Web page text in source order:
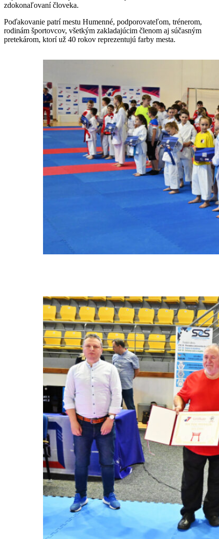
zdokonaľovaní človeka.
Poďakovanie patrí mestu Humenné, podporovateľom, trénerom,
rodinám športovcov, všetkým zakladajúcim členom aj súčasným
pretekárom, ktorí už 40 rokov reprezentujú farby mesta.